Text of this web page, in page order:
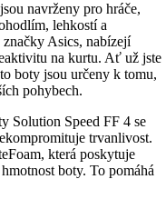
navrženy pro hráče,
lehkostí a
Asics, nabízejí
na kurtu. Ať už jste
boty jsou určeny k tomu,
pohybech.
Solution Speed FF 4 se
trvanlivost.
která poskytuje
boty. To pomáhá